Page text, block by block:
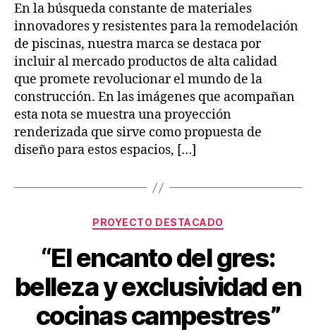
En la búsqueda constante de materiales
innovadores y resistentes para la remodelación
de piscinas, nuestra marca se destaca por
incluir al mercado productos de alta calidad
que promete revolucionar el mundo de la
construcción. En las imágenes que acompañan
esta nota se muestra una proyección
renderizada que sirve como propuesta de
diseño para estos espacios, […]
PROYECTO DESTACADO
“El encanto del gres:
belleza y exclusividad en
cocinas campestres”